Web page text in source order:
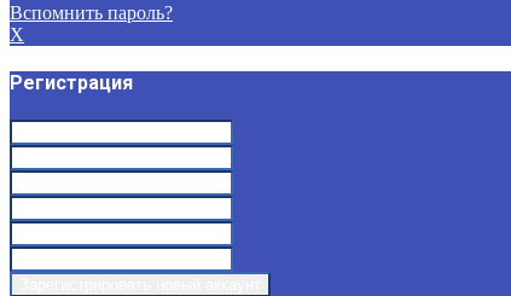
Вспомнить пароль?
X
Регистрация